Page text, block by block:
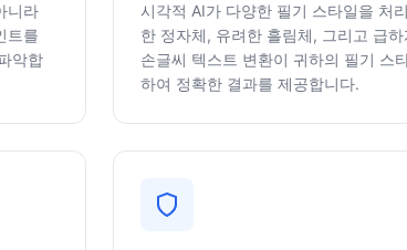
니라
트를
악합
시각적 AI가 다양한 필기 스타일을 처
한 정자체, 유려한 흘림체, 그리고 급
손글씨 텍스트 변환이 귀하의 필기 스
하여 정확한 결과를 제공합니다.